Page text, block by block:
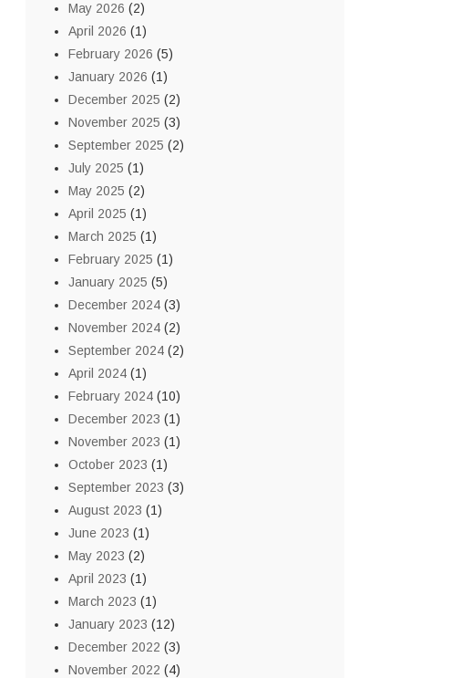
May 2026 (2)
April 2026 (1)
February 2026 (5)
January 2026 (1)
December 2025 (2)
November 2025 (3)
September 2025 (2)
July 2025 (1)
May 2025 (2)
April 2025 (1)
March 2025 (1)
February 2025 (1)
January 2025 (5)
December 2024 (3)
November 2024 (2)
September 2024 (2)
April 2024 (1)
February 2024 (10)
December 2023 (1)
November 2023 (1)
October 2023 (1)
September 2023 (3)
August 2023 (1)
June 2023 (1)
May 2023 (2)
April 2023 (1)
March 2023 (1)
January 2023 (12)
December 2022 (3)
November 2022 (4)